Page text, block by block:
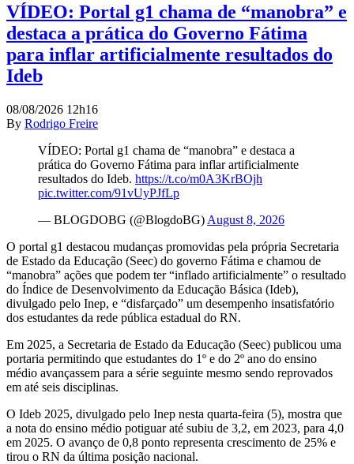
VÍDEO: Portal g1 chama de “manobra” e
destaca a prática do Governo Fátima
para inflar artificialmente resultados do
Ideb
08/08/2026 12h16
By Rodrigo Freire
VÍDEO: Portal g1 chama de “manobra” e destaca a
prática do Governo Fátima para inflar artificialmente
resultados do Ideb. https://t.co/m0A3KrBOjh
pic.twitter.com/91vUyPJfLp
— BLOGDOBG (@BlogdoBG) August 8, 2026
O portal g1 destacou mudanças promovidas pela própria Secretaria
de Estado da Educação (Seec) do governo Fátima e chamou de
“manobra” ações que podem ter “inflado artificialmente” o resultado
do Índice de Desenvolvimento da Educação Básica (Ideb),
divulgado pelo Inep, e “disfarçado” um desempenho insatisfatório
dos estudantes da rede pública estadual do RN.
Em 2025, a Secretaria de Estado da Educação (Seec) publicou uma
portaria permitindo que estudantes do 1º e do 2º ano do ensino
médio avançassem para a série seguinte mesmo sendo reprovados
em até seis disciplinas.
O Ideb 2025, divulgado pelo Inep nesta quarta-feira (5), mostra que
a nota do ensino médio potiguar até subiu de 3,2, em 2023, para 4,0
em 2025. O avanço de 0,8 ponto representa crescimento de 25% e
tirou o RN da última posição nacional.